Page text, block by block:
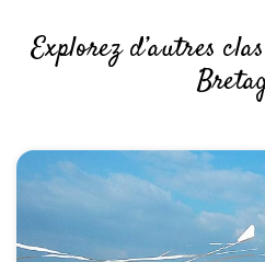
Explorez d’autres